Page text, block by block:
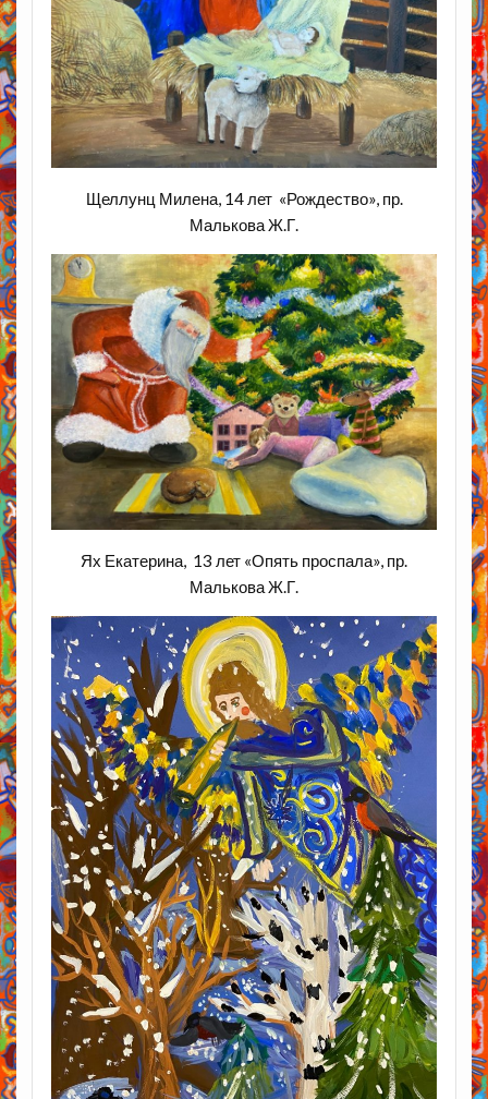
Щеллунц Милена, 14 лет «Рождество», пр.
Малькова Ж.Г.
Ях Екатерина, 13 лет «Опять проспала», пр.
Малькова Ж.Г.